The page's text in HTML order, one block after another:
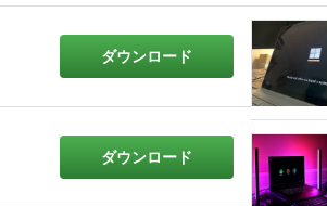
ダウンロード
ダウンロード